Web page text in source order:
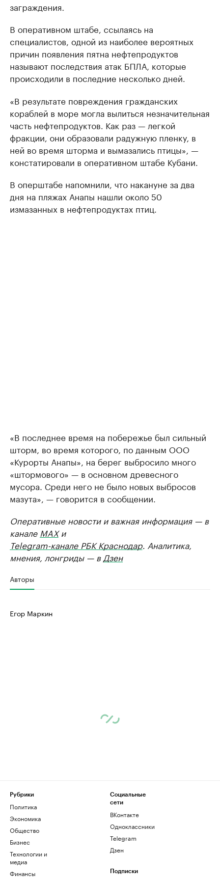
заграждения.
В оперативном штабе, ссылаясь на
специалистов, одной из наиболее вероятных
причин появления пятна нефтепродуктов
называют последствия атак БПЛА, которые
происходили в последние несколько дней.
«В результате повреждения гражданских
кораблей в море могла вылиться незначительная
часть нефтепродуктов. Как раз — легкой
фракции, они образовали радужную пленку, в
ней во время шторма и вымазались птицы», —
констатировали в оперативном штабе Кубани.
В оперштабе напомнили, что накануне за два
дня на пляжах Анапы нашли около 50
измазанных в нефтепродуктах птиц.
«В последнее время на побережье был сильный
шторм, во время которого, по данным ООО
«Курорты Анапы», на берег выбросило много
«штормового» — в основном древесного
мусора. Среди него не было новых выбросов
мазута», — говорится в сообщении.
Оперативные новости и важная информация — в
канале MAXи
Telegram-канале РБК Краснодар. Аналитика,
мнения, лонгриды — в Дзен
Авторы
Егор Маркин
Рубрики
Политика
Экономика
Общество
Бизнес
Технологии и
медиа
Финансы
Социальные
сети
ВКонтакте
Одноклассники
Telegram
Дзен
Подписки